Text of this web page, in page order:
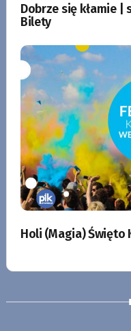
Dobrze się kłamie |
Bilety
Holi (Magia) Święto